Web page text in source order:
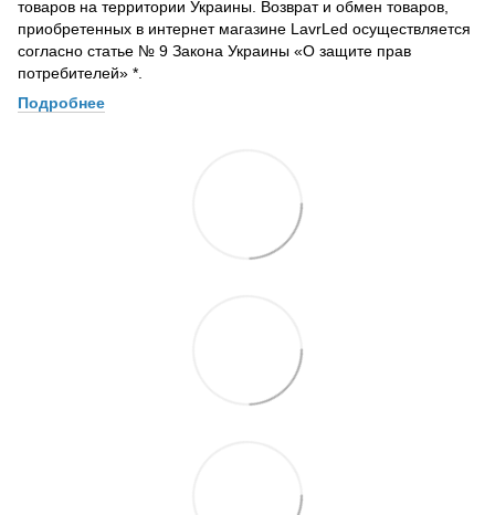
товаров на территории Украины. Возврат и обмен товаров,
приобретенных в интернет магазине LavrLed осуществляется
согласно статье № 9 Закона Украины «О защите прав
потребителей» *.
Подробнее